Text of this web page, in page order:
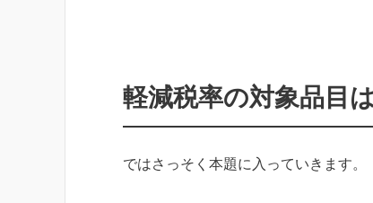
軽減税率の対象品目
ではさっそく本題に入っていきます。